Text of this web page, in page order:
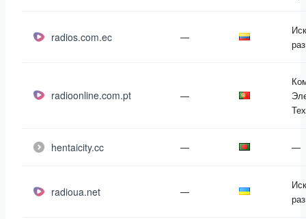
radios.com.ec —
radioonline.com.pt —
hentaicity.cc — —
radioua.net —